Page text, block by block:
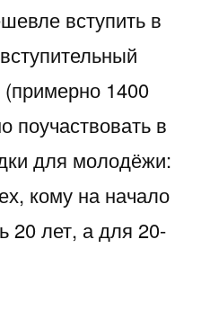
вступить в
(примерно 1400
поучаствовать в
для молодёжи:
кому на начало
20 лет, а для 20-